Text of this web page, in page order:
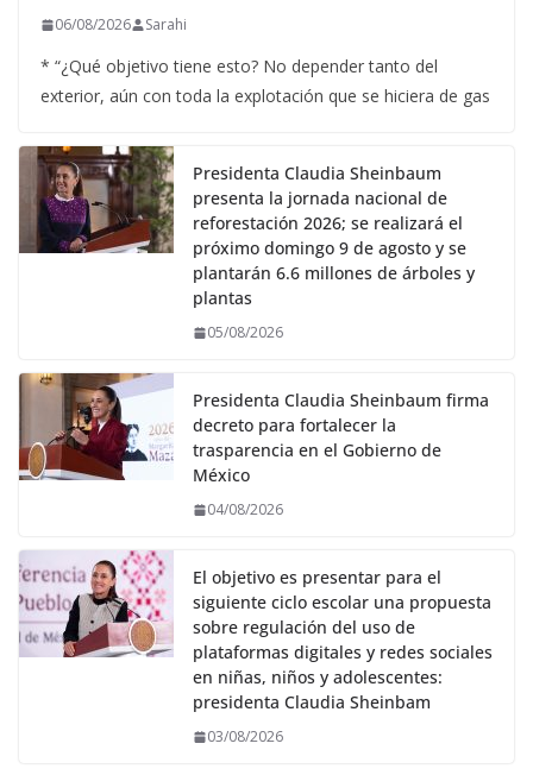
06/08/2026 Sarahi
* “¿Qué objetivo tiene esto? No depender tanto del
exterior, aún con toda la explotación que se hiciera de gas
Presidenta Claudia Sheinbaum
presenta la jornada nacional de
reforestación 2026; se realizará el
próximo domingo 9 de agosto y se
plantarán 6.6 millones de árboles y
plantas
05/08/2026
Presidenta Claudia Sheinbaum firma
decreto para fortalecer la
trasparencia en el Gobierno de
México
04/08/2026
El objetivo es presentar para el
siguiente ciclo escolar una propuesta
sobre regulación del uso de
plataformas digitales y redes sociales
en niñas, niños y adolescentes:
presidenta Claudia Sheinbam
03/08/2026